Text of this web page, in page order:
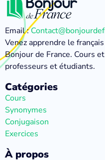
Email :
Venez apprendre le
Bonjour de France. Cours
professeurs et étudiants.
Catégories
Cours
Synonymes
Conjugaison
Exercices
À propos